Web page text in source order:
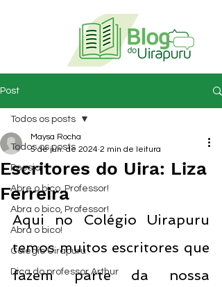
Post
Todos os posts
Poesia
Abre o bico, Professor!
Abra o bico, Professor!
Abra o bico!
Colégio Uirapuru
Dica do professor Arthur
Todos os posts
Escritores do Uira: Liza
Ferreira
Maysa Rocha
5 de jun. de 2024 2 min de leitura
Aqui no Colégio Uirapuru
temos muitos escritores que
fazem parte da nossa